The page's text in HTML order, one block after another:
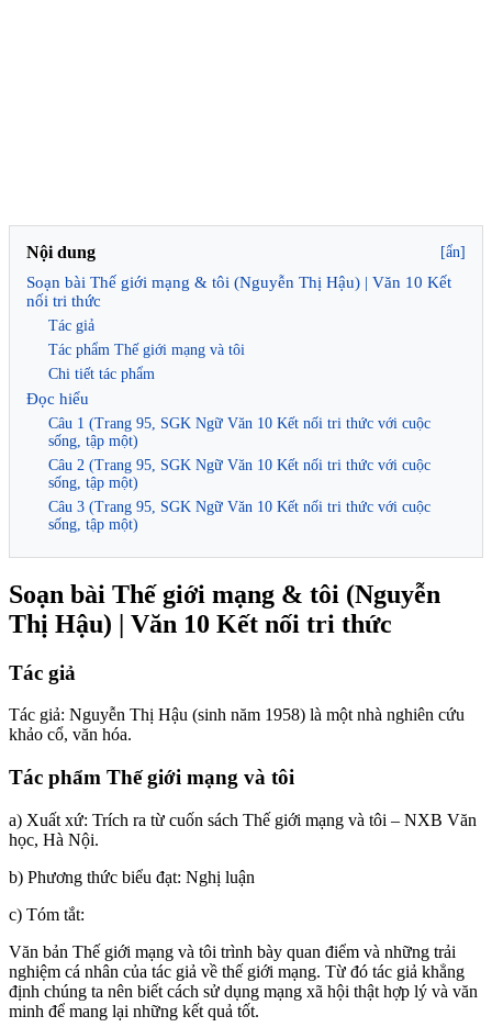
Nội dung [ẩn]
Soạn bài Thế giới mạng & tôi (Nguyễn Thị Hậu) | Văn 10 Kết
nối tri thức
Tác giả
Tác phẩm Thế giới mạng và tôi
Chi tiết tác phẩm
Đọc hiểu
Câu 1 (Trang 95, SGK Ngữ Văn 10 Kết nối tri thức với cuộc
sống, tập một)
Câu 2 (Trang 95, SGK Ngữ Văn 10 Kết nối tri thức với cuộc
sống, tập một)
Câu 3 (Trang 95, SGK Ngữ Văn 10 Kết nối tri thức với cuộc
sống, tập một)
Soạn bài Thế giới mạng & tôi (Nguyễn
Thị Hậu) | Văn 10 Kết nối tri thức
Tác giả
Tác giả: Nguyễn Thị Hậu (sinh năm 1958) là một nhà nghiên cứu
khảo cổ, văn hóa.
Tác phẩm Thế giới mạng và tôi
a) Xuất xứ: Trích ra từ cuốn sách Thế giới mạng và tôi – NXB Văn
học, Hà Nội.
b) Phương thức biểu đạt: Nghị luận
c) Tóm tắt:
Văn bản Thế giới mạng và tôi trình bày quan điểm và những trải
nghiệm cá nhân của tác giả về thế giới mạng. Từ đó tác giả khẳng
định chúng ta nên biết cách sử dụng mạng xã hội thật hợp lý và văn
minh để mang lại những kết quả tốt.